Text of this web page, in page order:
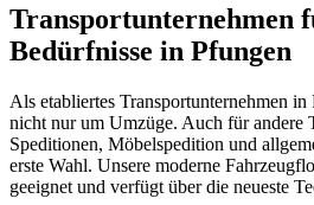
Transportunternehmen
Bedürfnisse in Pfungen
Als etabliertes Transportunternehmen
nicht nur um Umzüge. Auch für andere
Speditionen, Möbelspedition und
erste Wahl. Unsere moderne
geeignet und verfügt über die neueste